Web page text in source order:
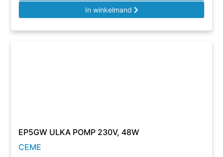
In winkelmand
EP5GW ULKA POMP 230V, 48W
CEME